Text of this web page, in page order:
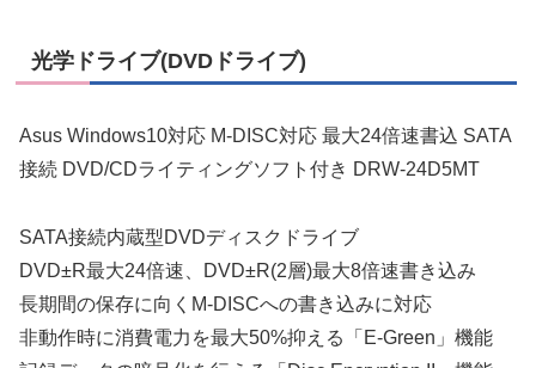
光学ドライブ(DVDドライブ)
Asus Windows10対応 M-DISC対応 最大24倍速書込 SATA
接続 DVD/CDライティングソフト付き DRW-24D5MT
SATA接続内蔵型DVDディスクドライブ
DVD±R最大24倍速、DVD±R(2層)最大8倍速書き込み
長期間の保存に向くM-DISCへの書き込みに対応
非動作時に消費電力を最大50%抑える「E-Green」機能